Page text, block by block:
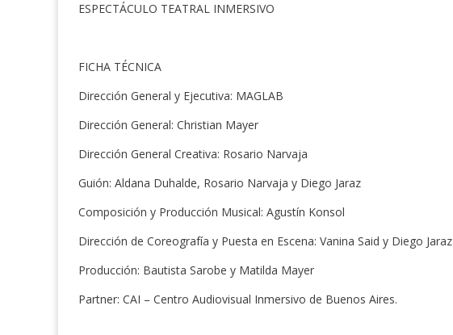
ESPECTÁCULO TEATRAL INMERSIVO
FICHA TÉCNICA
Dirección General y Ejecutiva: MAGLAB
Dirección General: Christian Mayer
Dirección General Creativa: Rosario Narvaja
Guión: Aldana Duhalde, Rosario Narvaja y Diego Jaraz
Composición y Producción Musical: Agustín Konsol
Dirección de Coreografía y Puesta en Escena: Vanina Said y Diego Jaraz
Producción: Bautista Sarobe y Matilda Mayer
Partner: CAI – Centro Audiovisual Inmersivo de Buenos Aires.